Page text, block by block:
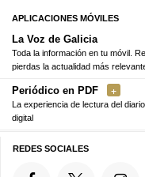
APLICACIONES MÓVILES
La Voz de Galicia
Toda la información en tu móvil.
pierdas la actualidad más
Periódico en PDF
La experiencia de lectura del
digital
REDES SOCIALES